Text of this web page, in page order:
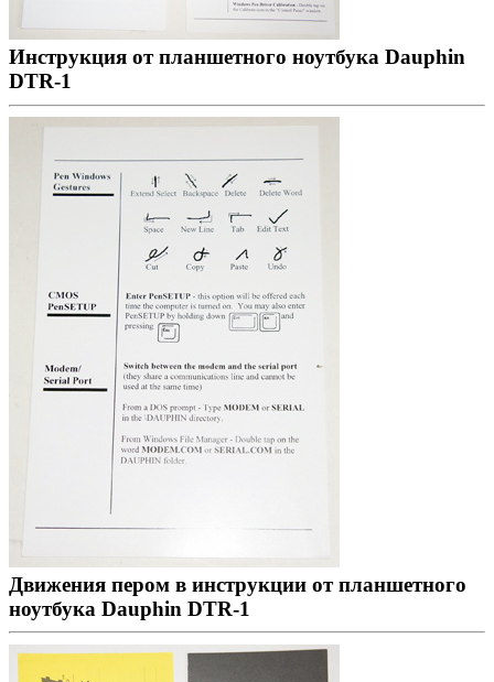
Инструкция от планшетного ноутбука Dauphin
DTR-1
Движения пером в инструкции от планшетного
ноутбука Dauphin DTR-1